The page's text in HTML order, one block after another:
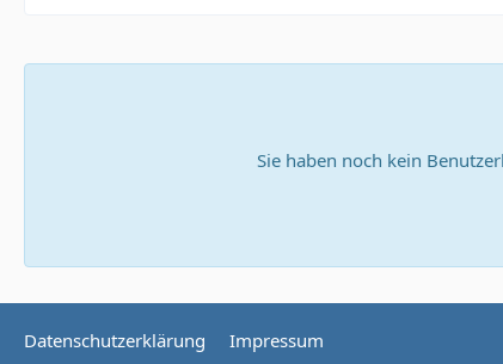
Sie haben noch kein
Datenschutzerklärung Impressum